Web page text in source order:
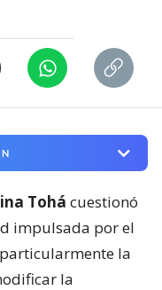
Tohá cuestionó
impulsada por el
la
la